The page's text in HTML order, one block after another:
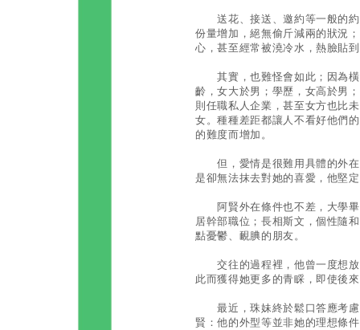
送花、接送、邀約等一般的約
份量增加，絕無偷斤減兩的狀況
心，甚至經常被澆冷水，熱臉貼
其實，也難怪會如此；因為橫
齡，女大於男；學歷，女高於男
則任職私人企業，甚至女方也比
女。種種差距都讓人不看好他們
的難度而增加。
但，愛情是很難用具體的外在
是卻無法抹去對她的喜愛，他堅
阿賢外在條件也不差，大學畢
居幹部職位；長相斯文，個性隨
點憂鬱、靦腆的朋友。
交往的過程裡，他曾一度想放
此而獲得她更多的青睬，即使後
最近，珠妹終於鬆口答應考慮
賢：他的外型等並非她的理想條